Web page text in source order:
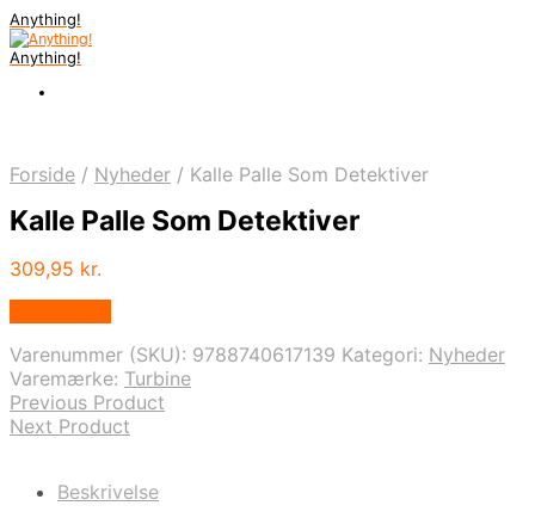
Anything!
Anything!
Forside / Nyheder / Kalle Palle Som Detektiver
Kalle Palle Som Detektiver
309,95 kr.
Varenummer (SKU): 9788740617139 Kategori: Nyheder
Varemærke: Turbine
Previous Product
Next Product
Beskrivelse